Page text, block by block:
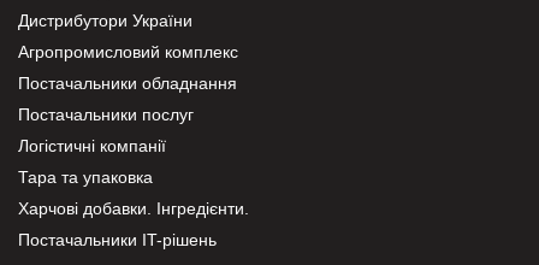
Дистрибутори України
Агропромисловий комплекс
Постачальники обладнання
Постачальники послуг
Логістичні компанії
Тара та упаковка
Харчові добавки. Інгредієнти.
Постачальники IT-рішень